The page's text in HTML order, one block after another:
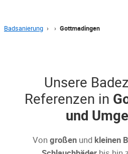
Badsanierung › › Gottmadingen
Unsere
Referenzen in
und
Von großenund kleinen